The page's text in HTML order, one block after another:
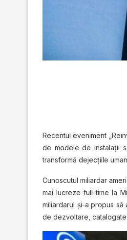
Recentul eveniment
de modele de instalaţii
transformă dejecţiile
Cunoscutul miliardar
mai lucreze full-time la
miliardarul şi-a propus
de dezvoltare,